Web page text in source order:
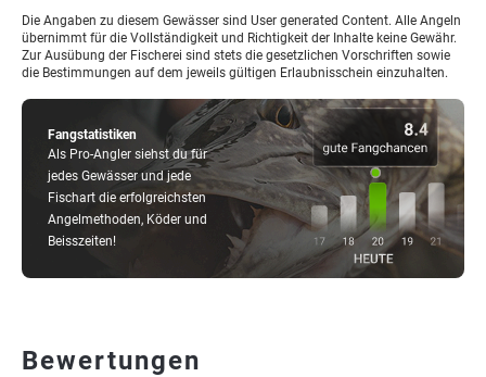
Fangstatistiken
Als Pro-Angler siehst du für
jedes Gewässer und jede
Fischart die erfolgreichsten
Angelmethoden, Köder und
Beisszeiten!
Die Angaben zu diesem Gewässer sind User generated Content. Alle Angeln
übernimmt für die Vollständigkeit und Richtigkeit der Inhalte keine Gewähr.
Zur Ausübung der Fischerei sind stets die gesetzlichen Vorschriften sowie
die Bestimmungen auf dem jeweils gültigen Erlaubnisschein einzuhalten.
Bewertungen